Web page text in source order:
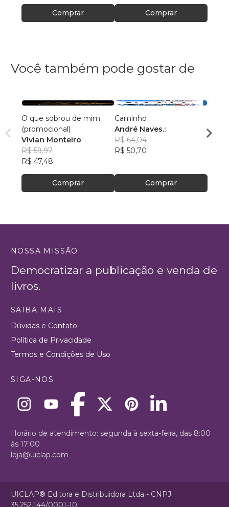
Comprar Comprar
Você também pode gostar de
O que sobrou de mim
(promocional)
Vivian Monteiro
R$ 59,97
R$ 47,48
Comprar
Caminho
André Naves.:
R$ 64,04
R$ 50,70
Comprar
R$
NOSSA MISSÃO
Democratizar a publicação e venda de
livros.
SAIBA MAIS
Dúvidas e Contato
Política de Privacidade
Termos e Condições de Uso
SIGA-NOS
Horário de atendimento: segunda à sexta-feira, das 8:00
às 17:00
loja@uiclap.com
UICLAP® Editora e Distribuidora Ltda - CNPJ
35.252.144/0001-10